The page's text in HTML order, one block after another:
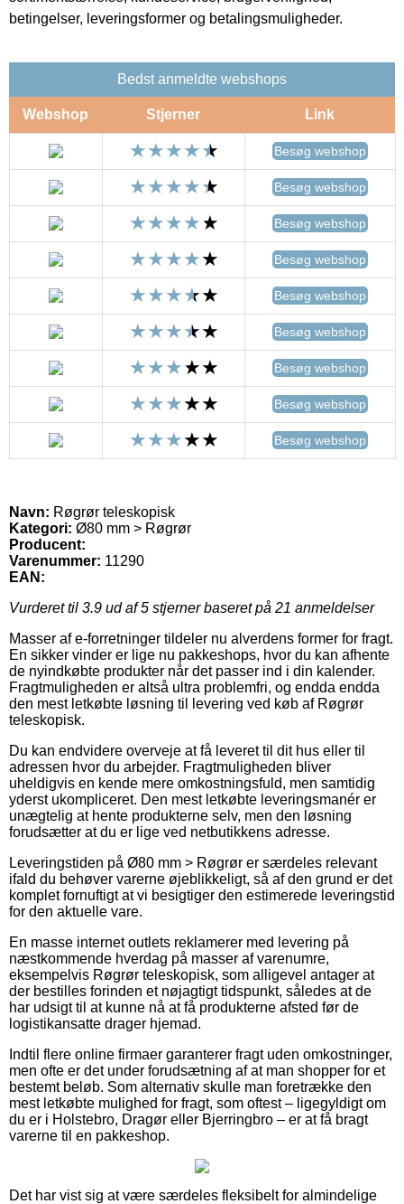
betingelser, leveringsformer og betalingsmuligheder.
Bedst anmeldte webshops
Webshop Stjerner Link
Besøg webshop
Besøg webshop
Besøg webshop
Besøg webshop
Besøg webshop
Besøg webshop
Besøg webshop
Besøg webshop
Besøg webshop
Navn: Røgrør teleskopisk
Kategori: Ø80 mm > Røgrør
Producent:
Varenummer: 11290
EAN:
Vurderet til 3.9 ud af 5 stjerner baseret på 21 anmeldelser
Masser af e-forretninger tildeler nu alverdens former for fragt.
En sikker vinder er lige nu pakkeshops, hvor du kan afhente
de nyindkøbte produkter når det passer ind i din kalender.
Fragtmuligheden er altså ultra problemfri, og endda endda
den mest letkøbte løsning til levering ved køb af Røgrør
teleskopisk.
Du kan endvidere overveje at få leveret til dit hus eller til
adressen hvor du arbejder. Fragtmuligheden bliver
uheldigvis en kende mere omkostningsfuld, men samtidig
yderst ukompliceret. Den mest letkøbte leveringsmanér er
unægtelig at hente produkterne selv, men den løsning
forudsætter at du er lige ved netbutikkens adresse.
Leveringstiden på Ø80 mm > Røgrør er særdeles relevant
ifald du behøver varerne øjeblikkeligt, så af den grund er det
komplet fornuftigt at vi besigtiger den estimerede leveringstid
for den aktuelle vare.
En masse internet outlets reklamerer med levering på
næstkommende hverdag på masser af varenumre,
eksempelvis Røgrør teleskopisk, som alligevel antager at
der bestilles forinden et nøjagtigt tidspunkt, således at de
har udsigt til at kunne nå at få produkterne afsted før de
logistikansatte drager hjemad.
Indtil flere online firmaer garanterer fragt uden omkostninger,
men ofte er det under forudsætning af at man shopper for et
bestemt beløb. Som alternativ skulle man foretrække den
mest letkøbte mulighed for fragt, som oftest – ligegyldigt om
du er i Holstebro, Dragør eller Bjerringbro – er at få bragt
varerne til en pakkeshop.
Det har vist sig at være særdeles fleksibelt for almindelige